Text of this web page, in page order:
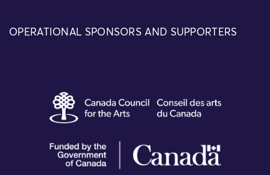
OPERATIONAL SPONSORS AND SUPPORTERS